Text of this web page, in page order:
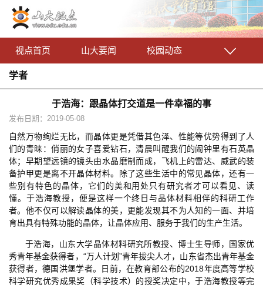
视点首页 山大要闻 校园动态
学者
于浩海：跟晶体打交道是一件幸福的事
发布日期：2019-05-08
自然万物绚烂无比，而晶体更是凭借其色泽、性能等优势得到了人
们的青睐：俏丽的女子喜爱钻石，清晨叫醒我们的闹钟里有石英晶
体；早期望远镜的镜头由水晶磨制而成，飞机上的雷达、威武的装
备护甲更是离不开晶体材料。除了这些生活中的常见晶体，还有一
些别有特色的晶体，它们的美和用处只有研究者才可以看见、读
懂。于浩海教授，便是这样一个终日与晶体材料相伴的科研工作
者。他不仅可以解读晶体的美，更能发现其不为人知的一面、并培
育出具有特殊功能的晶体，让晶体应用、服务于我们的生产生活。
于浩海，山东大学晶体材料研究所教授、博士生导师，国家优
秀青年基金获得者，“万人计划”青年拔尖人才，山东省杰出青年基金
获得者，德国洪堡学者。日前，在教育部公布的2018年度高等学校
科学研究优秀成果奖（科学技术）的授奖决定中，于浩海教授等完